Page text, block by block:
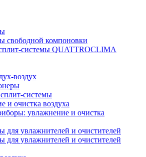
свободной компоновки
системы QUATTROCLIMA
воздух
системы
и очистка воздуха
увлажнение и очистка
для увлажнителей и очистителей
для увлажнителей и очистителей